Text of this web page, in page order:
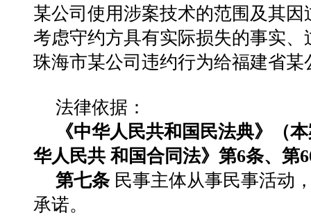
某公司使用涉案技术的范围及其
考虑守约方具有实际损失的事实
珠海市某公司违约行为给福建省
法律依据：
《中华人民共和国民法典》（
华人民共 和国合同法》第6条、第
第七条民事主体从事民事活动
承诺。